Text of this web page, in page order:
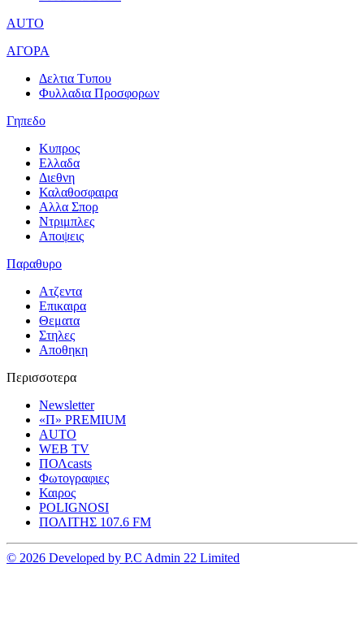
AUTO
ΑΓΟΡΑ
Δελτια Τυπου
Φυλλαδια Προσφορων
Γηπεδο
Κυπρος
Ελλαδα
Διεθνη
Καλαθοσφαιρα
Αλλα Σπορ
Ντριμπλες
Αποψεις
Παραθυρο
Ατζεντα
Επικαιρα
Θεματα
Στηλες
Αποθηκη
Περισσοτερα
Newsletter
«Π» PREMIUM
AUTO
WEB TV
ΠΟΛcasts
Φωτογραφιες
Καιρος
POLIGNOSI
ΠΟΛΙΤΗΣ 107.6 FM
© 2026 Developed by P.C Admin 22 Limited